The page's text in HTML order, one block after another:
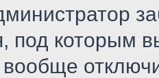
под которым